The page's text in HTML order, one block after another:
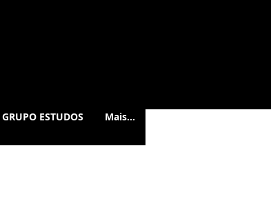
GRUPO ESTUDOS Mais...